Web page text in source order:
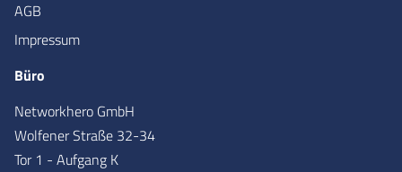
AGB
Impressum
Büro
Networkhero GmbH
Wolfener Straße 32-34
Tor 1 - Aufgang K